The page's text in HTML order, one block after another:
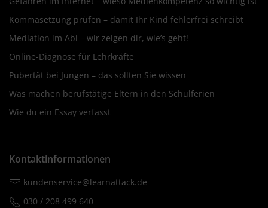
Kommasetzung prüfen – damit Ihr Kind fehlerfrei schreibt
Mediation im Abi – wir zeigen dir, wie’s geht!
Online-Diagnose für Lehrkräfte
Pubertät bei Jungen – das sollten Sie wissen
Was machen berufstätige Eltern in den Schulferien
Wie du ein Essay verfasst
Kontaktinformationen
kundenservice@learnattack.de
030 / 208 499 640